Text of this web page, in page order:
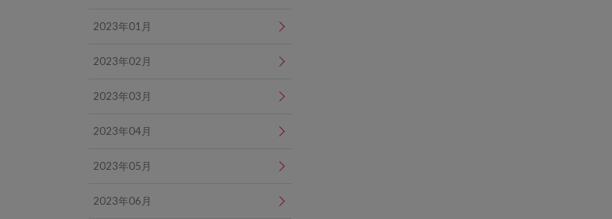
2023年01月
2023年02月
2023年03月
2023年04月
2023年05月
2023年06月